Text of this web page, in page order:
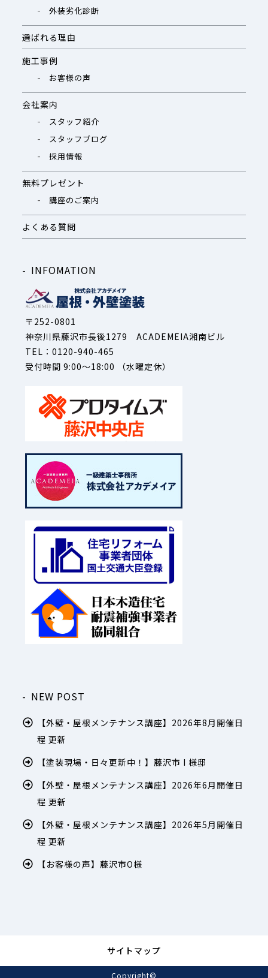
外装劣化診断
選ばれる理由
施工事例
お客様の声
会社案内
スタッフ紹介
スタッフブログ
採用情報
無料プレゼント
講座のご案内
よくある質問
INFOMATION
〒252-0801
神奈川県藤沢市長後1279 ACADEMEIA湘南ビル
TEL：0120-940-465
受付時間 9:00～18:00 （水曜定休）
NEW POST
【外壁・屋根メンテナンス講座】2026年8月開催日
程 更新
【塗装現場・日々更新中！】藤沢市 I 様邸
【外壁・屋根メンテナンス講座】2026年6月開催日
程 更新
【外壁・屋根メンテナンス講座】2026年5月開催日
程 更新
【お客様の声】藤沢市O様
サイトマップ
Copyright©